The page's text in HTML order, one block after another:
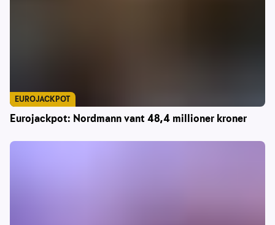
Eurojackpot: Nordmann vant 48,4 millioner kroner
EUROJACKPOT